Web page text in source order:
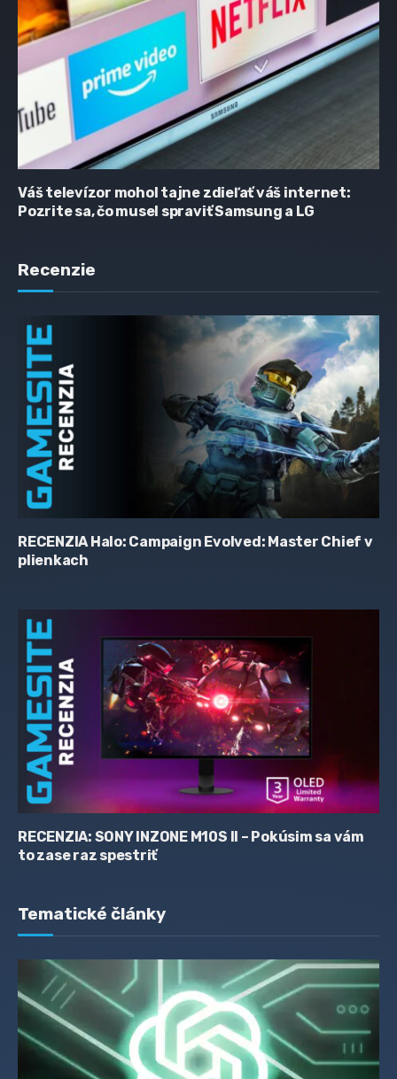
Váš televízor mohol tajne zdieľať váš internet:
Pozrite sa, čo musel spraviť Samsung a LG
Recenzie
RECENZIA Halo: Campaign Evolved: Master Chief v
plienkach
RECENZIA: SONY INZONE M10S II – Pokúsim sa vám
to zase raz spestriť
Tematické články